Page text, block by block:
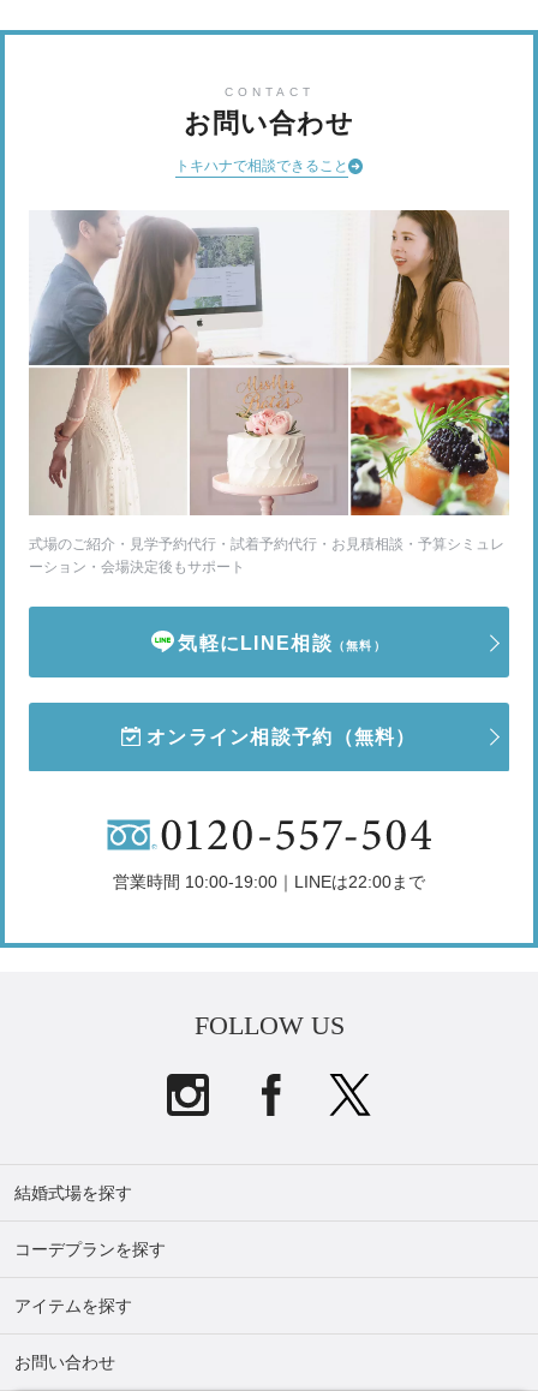
CONTACT
お問い合わせ
トキハナで相談できること
式場のご紹介・見学予約代行・試着予約代行・お見積相談・予算シミュレ
ーション・会場決定後もサポート
気軽にLINE相談 （無料）
オンライン相談予約 （無料）
営業時間 10:00-19:00｜LINEは22:00まで
FOLLOW US
結婚式場を探す
コーデプランを探す
アイテムを探す
お問い合わせ